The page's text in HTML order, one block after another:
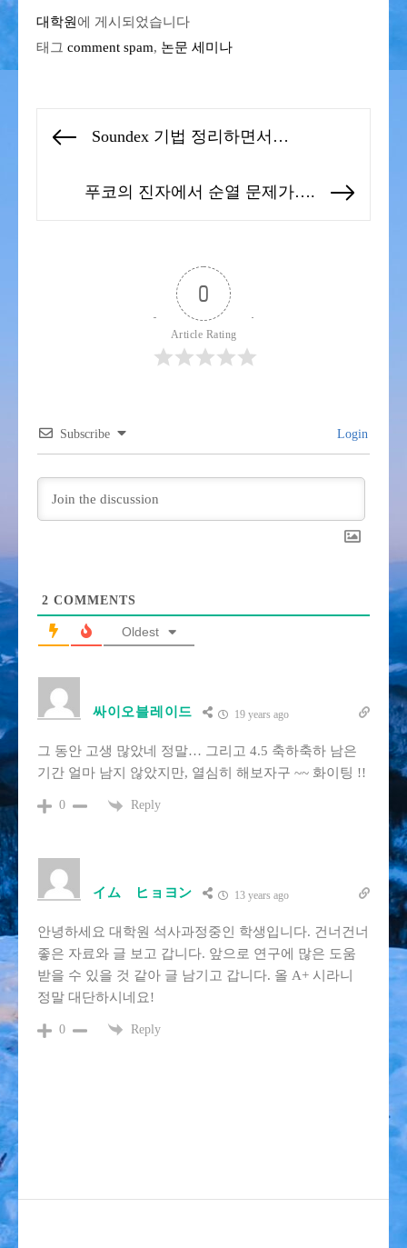
대학원에 게시되었습니다
태그 comment spam, 논문 세미나
Previous
Soundex 기법 정리하면서…
푸코의 진자에서 순열 문제가….
0
Article Rating
Subscribe Login
2 COMMENTS
Oldest
싸이오블레이드 19 years ago
그 동안 고생 많았네 정말… 그리고 4.5 축하축하 남은
기간 얼마 남지 않았지만, 열심히 해보자구 ~~ 화이팅 !!
0 Reply
イム ヒョヨン 13 years ago
안녕하세요 대학원 석사과정중인 학생입니다. 건너건너
좋은 자료와 글 보고 갑니다. 앞으로 연구에 많은 도움
받을 수 있을 것 같아 글 남기고 갑니다. 올 A+ 시라니
정말 대단하시네요!
0 Reply